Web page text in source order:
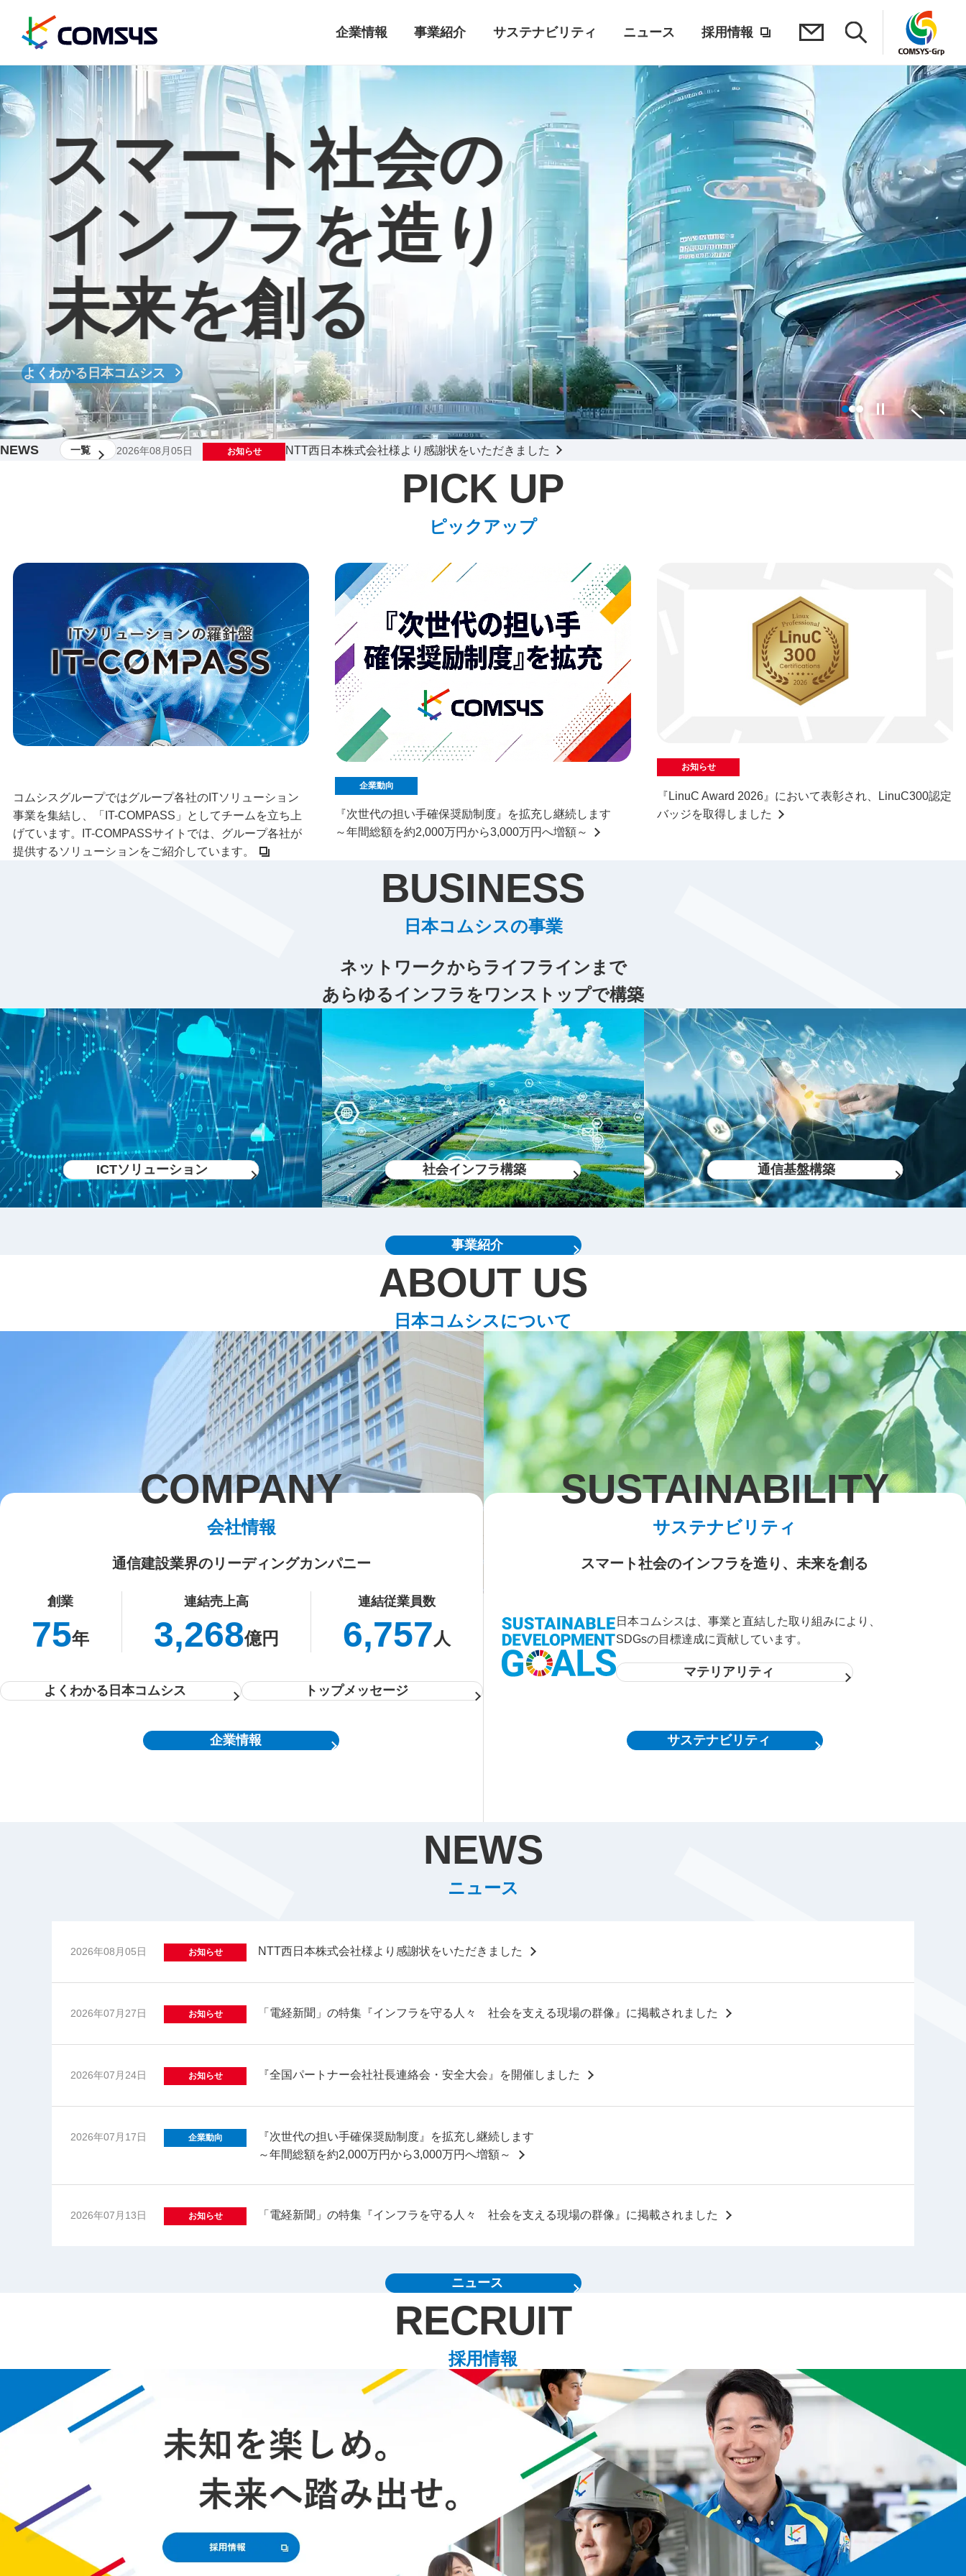
企業情報 事業紹介 サステナビリティ ニュース 採用情報
スマート社会の
インフラを造り
未来を創る
よくわかる日本コムシス
豊かで
サステナ
IT技術で
未知を楽し
未来へ踏
PreviousNext
NEWS 一覧 2026年08月05日 お知らせ NTT西日本株式会社様より感謝状をいただきました
PICK UP
ピックアップ
コムシスグループではグループ各社のITソリューション
事業を集結し、「IT-COMPASS」としてチームを立ち上
げています。IT-COMPASSサイトでは、グループ各社が
提供するソリューションをご紹介しています。
企業動向
『次世代の担い手確保奨励制度』を拡充し継続します
～年間総額を約2,000万円から3,000万円へ増額～
お知らせ
『LinuC Award 2026』において表彰され、LinuC300認定
バッジを取得しました
BUSINESS
日本コムシスの事業
ネットワークからライフラインまで
あらゆるインフラをワンストップで構築
ICTソリューション 社会インフラ構築 通信基盤構築
事業紹介
ABOUT US
日本コムシスについて
COMPANY
会社情報
通信建設業界のリーディングカンパニー
創業
75年
連結売上高
3,268億円
連結従業員数
6,757人
よくわかる日本コムシス トップメッセージ
企業情報
SUSTAINABILITY
サステナビリティ
スマート社会のインフラを造り、 未来を創る
日本コムシスは、事業と直結した取り組みにより、
SDGsの目標達成に貢献しています。
マテリアリティ
サステナビリティ
NEWS
ニュース
2026年08月05日 お知らせ NTT西日本株式会社様より感謝状をいただきました
2026年07月27日 お知らせ 「電経新聞」の特集『インフラを守る人々 社会を支える現場の群像』に掲載されました
2026年07月24日 お知らせ 『全国パートナー会社社長連絡会・安全大会』を開催しました
2026年07月17日 企業動向
『次世代の担い手確保奨励制度』を拡充し継続します
～年間総額を約2,000万円から3,000万円へ増額～
2026年07月13日 お知らせ 「電経新聞」の特集『インフラを守る人々 社会を支える現場の群像』に掲載されました
ニュース
RECRUIT
採用情報